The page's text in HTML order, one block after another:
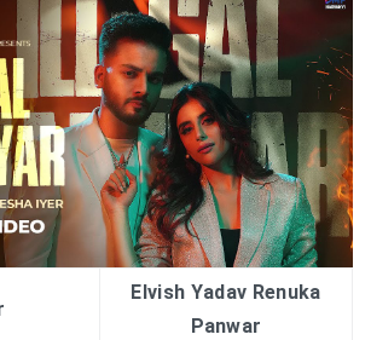
Elvish Yadav Renuka
Panwar